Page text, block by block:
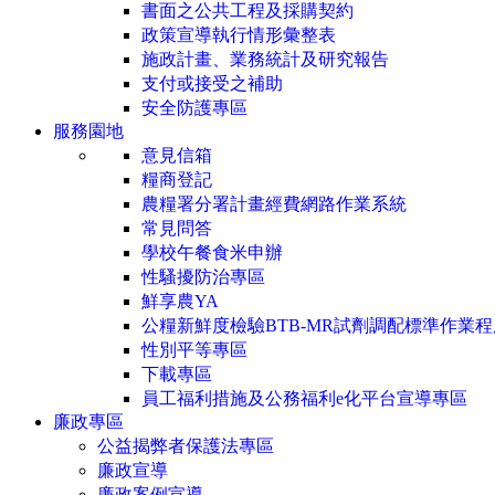
書面之公共工程及採購契約
政策宣導執行情形彙整表
施政計畫、業務統計及研究報告
支付或接受之補助
安全防護專區
服務園地
意見信箱
糧商登記
農糧署分署計畫經費網路作業系統
常見問答
學校午餐食米申辦
性騷擾防治專區
鮮享農YA
公糧新鮮度檢驗BTB-MR試劑調配標準作業
性別平等專區
下載專區
員工福利措施及公務福利e化平台宣導專區
廉政專區
公益揭弊者保護法專區
廉政宣導